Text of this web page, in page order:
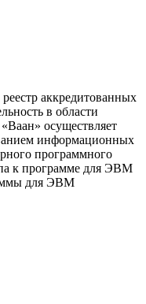
аккредитованных
в области
осуществляет
информационных
программного
к программе для ЭВМ
для ЭВМ